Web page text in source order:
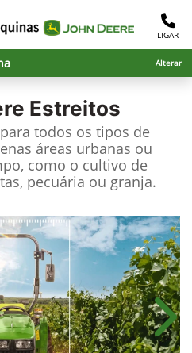
LIGAR
Alterar
Estreitos
todos os tipos de
áreas urbanas ou
como o cultivo de
pecuária ou granja.